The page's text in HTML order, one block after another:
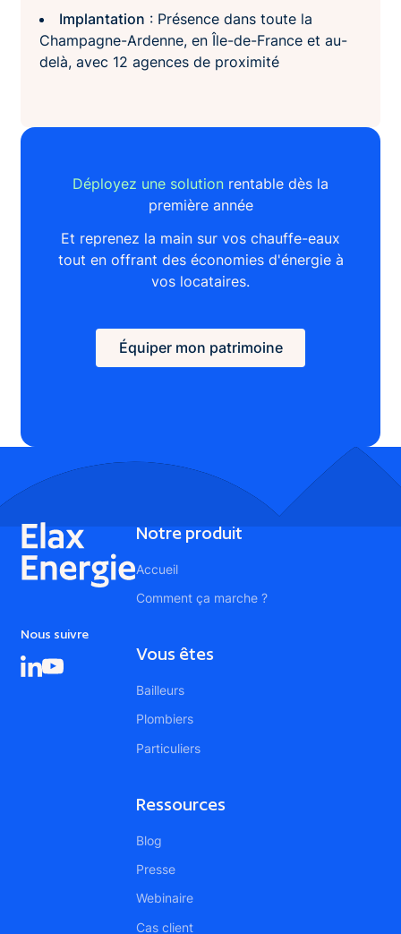
Implantation : Présence dans toute la
Champagne-Ardenne, en Île-de-France et au-
delà, avec 12 agences de proximité
Déployez une solution rentable dès la
première année
Et reprenez la main sur vos chauffe-eaux
tout en offrant des économies d'énergie à
vos locataires.
Équiper mon patrimoine
Équiper mon patrimoine
Nous suivre
Notre produit
Accueil
Comment ça marche ?
Vous êtes
Bailleurs
Plombiers
Particuliers
Ressources
Blog
Presse
Webinaire
Cas client